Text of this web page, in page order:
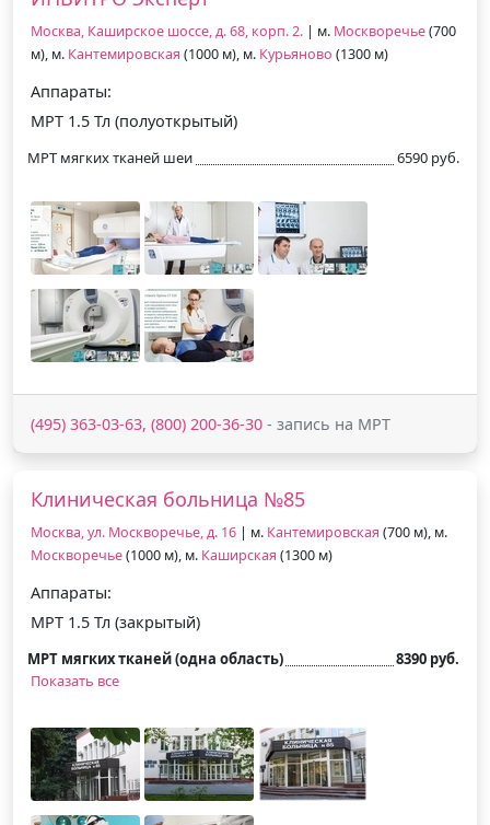
Москва, Каширское шоссе, д. 68, корп. 2. | м. Москворечье(700
м), м. Кантемировская (1000 м), м. Курьяново (1300 м)
Аппараты:
МРТ 1.5 Тл (полуоткрытый)
МРТ мягких тканей шеи 6590 руб.
(495) 363-03-63, (800) 200-36-30 - запись на МРТ
Клиническая больница №85
Москва, ул. Москворечье, д. 16 | м. Кантемировская (700 м), м.
Москворечье(1000 м), м. Каширская (1300 м)
Аппараты:
МРТ 1.5 Тл (закрытый)
МРТ мягких тканей (одна область)
8390 руб.
Показать все